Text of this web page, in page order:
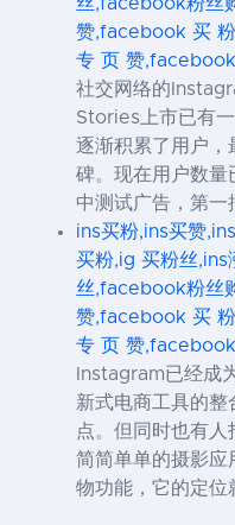
赞,facebook 买
专 页 赞
社交网络的
Stories上市已有
逐渐积累了用户，
碑。现在用户数量
中测试广告，第一
ins买粉,ins买赞
买粉,ig 买粉丝
丝,facebook粉丝
赞,facebook 买
专 页 赞
Instagram已经成
新式电商工具的整
点。但同时也有
简简单单的摄影应
物功能，它的定位